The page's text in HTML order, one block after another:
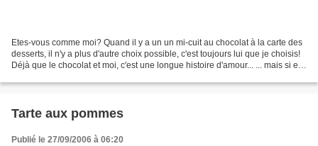
Etes-vous comme moi? Quand il y a un un mi-cuit au chocolat à la carte des
desserts, il n'y a plus d'autre choix possible, c'est toujours lui que je choisis!
Déjà que le chocolat et moi, c'est une longue histoire d'amour... ... mais si en
Tarte aux pommes
Publié le 27/09/2006 à 06:20